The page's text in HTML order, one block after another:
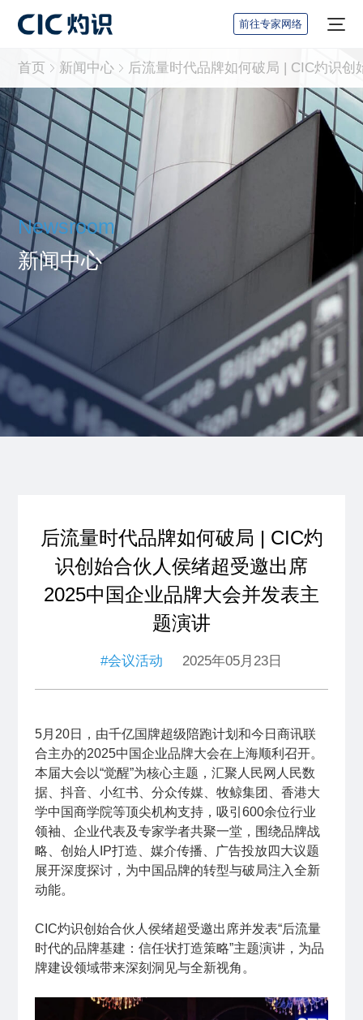
前往专家网络
Newsroom
新闻中心
首页 新闻中心
后流量时代品牌如何破局 | CIC灼
识创始合伙人侯绪超受邀出席
2025中国企业品牌大会并发表主
题演讲
#会议活动 2025年05月23日
5月20日，由千亿国牌超级陪跑计划和今日商讯联
合主办的2025中国企业品牌大会在上海顺利召开。
本届大会以“觉醒”为核心主题，汇聚人民网人民数
据、抖音、小红书、分众传媒、牧鲸集团、香港大
学中国商学院等顶尖机构支持，吸引600余位行业
领袖、企业代表及专家学者共聚一堂，围绕品牌战
略、创始人IP打造、媒介传播、广告投放四大议题
展开深度探讨，为中国品牌的转型与破局注入全新
动能。
CIC灼识创始合伙人侯绪超受邀出席并发表“后流量
时代的品牌基建：信任状打造策略”主题演讲，为品
牌建设领域带来深刻洞见与全新视角。